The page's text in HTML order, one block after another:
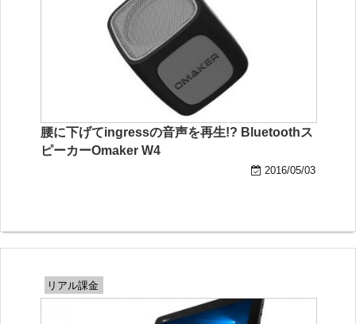
腰に下げてingressの音声を再生!? Bluetoothス
ピーカーOmaker W4
2016/05/03
リアル課金